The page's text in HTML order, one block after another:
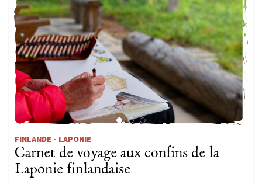
FINLANDE - LAPONIE
Carnet de voyage aux confins de la
Laponie finlandaise